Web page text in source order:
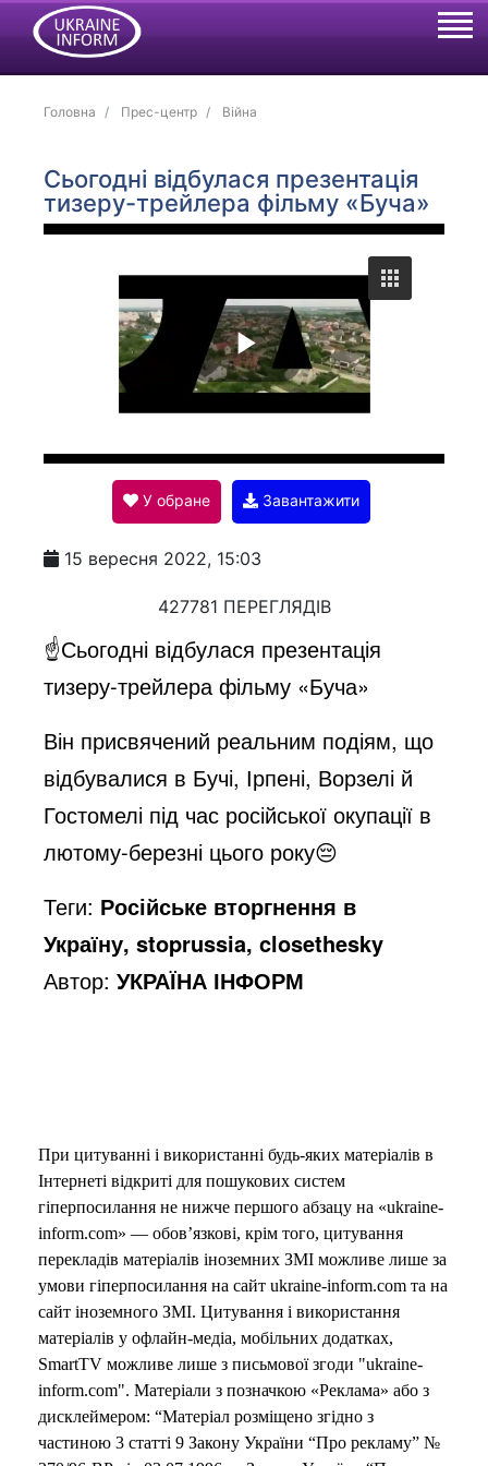
Головна Прес-центр Війна
Сьогодні відбулася презентація
тизеру-трейлера фільму «Буча»
P
l
a
y
V
i
d
e
o
У обране Завантажити
15 вересня 2022, 15:03
427781 ПЕРЕГЛЯДІВ
☝️Сьогодні відбулася презентація
тизеру-трейлера фільму «Буча»
Він присвячений реальним подіям, що
відбувалися в Бучі, Ірпені, Ворзелі й
Гостомелі під час російської окупації в
лютому-березні цього року😔
Теги: Російське вторгнення в
Україну, stoprussia, closethesky
Автор:УКРАЇНА ІНФОРМ
При цитуванні і використанні будь-яких матеріалів в
Інтернеті відкриті для пошукових систем
гіперпосилання не нижче першого абзацу на «ukraine-
inform.com» — обов’язкові, крім того, цитування
перекладів матеріалів іноземних ЗМІ можливе лише за
умови гіперпосилання на сайт ukraine-inform.com та на
сайт іноземного ЗМІ. Цитування і використання
матеріалів у офлайн-медіа, мобільних додатках,
SmartTV можливе лише з письмової згоди "ukraine-
inform.com". Матеріали з позначкою «Реклама» або з
дисклеймером: “Матеріал розміщено згідно з
частиною 3 статті 9 Закону України “Про рекламу” №